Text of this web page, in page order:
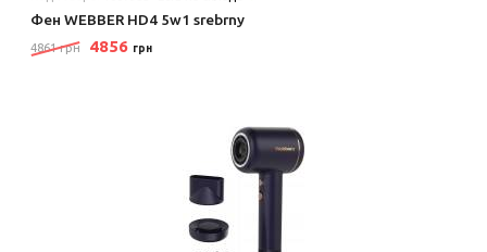
Фен WEBBER HD4 5w1 srebrny
4861 грн 4856 грн